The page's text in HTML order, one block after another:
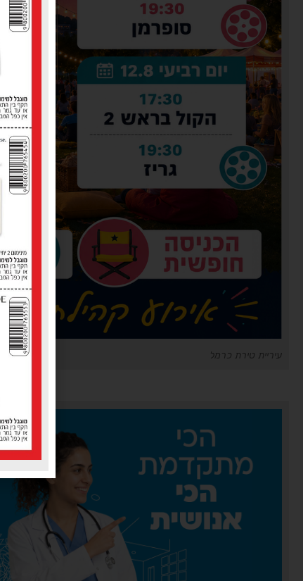
עיריית טירת כרמל